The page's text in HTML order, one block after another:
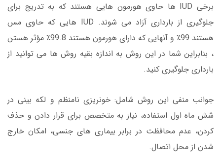
برخی IUD ها حاوی هورمون هایی هستند که به تدریج برای
جلوگیری از بارداری آزاد می شوند. IUD هایی که حاوی مس
هستند 99٪ و آنهایی که دارای هورمون هستند 99.8٪ مؤثر هستن
، بنابراین شما در این روش به اندازه بقیه روش ها می توانید از
بارداری جلوگیری کنید.
جوانب منفی این روش شامل: خونریزی نامنظم و لکه بینی در
شش ماه اول استفاده، نیاز به متخصص برای قرار دادن و حذف
کردن، عدم محافظت در برابر بیماری های جنسی، امکان خارج
شدن از محل اتصال.